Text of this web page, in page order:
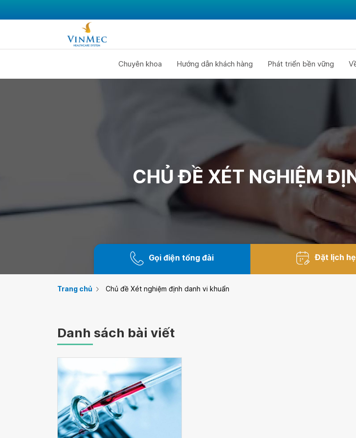
Chuyên khoa Hướng dẫn khách hàng Phát triển bền vững
CHỦ ĐỀ XÉT NGHIỆM
Gọi điện tổng đài Đặt lịch
Trang chủ Chủ đề Xét nghiệm định danh vi khuẩn
Danh sách bài viết